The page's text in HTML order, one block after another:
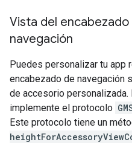
Vista del
navegación
Puedes personalizar tu app
encabezado de navegación
de accesorio personalizada.
implemente el protocolo
Este protocolo tiene un